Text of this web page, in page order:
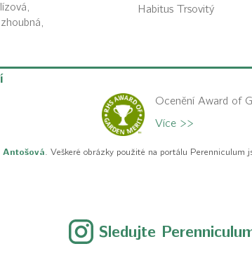
Habitus Trsovitý
Ocenění Award of
Více >>
Antošová. Veškeré obrázky použité na portálu Perenniculum
Sledujte